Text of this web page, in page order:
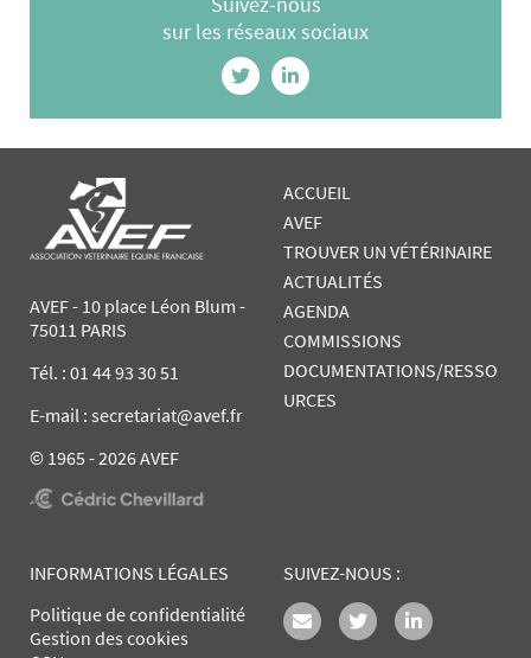
sur les réseaux sociaux
AVEF - 10 place Léon Blum -
75011 PARIS
Tél. : 01 44 93 30 51
E-mail : secretariat@avef.fr
© 1965 - 2026 AVEF
ACCUEIL
AVEF
TROUVER UN VÉTÉRINAIRE
ACTUALITÉS
AGENDA
COMMISSIONS
DOCUMENTATIONS/RESSO
URCES
INFORMATIONS LÉGALES
Politique de confidentialité
Gestion des cookies
SUIVEZ-NOUS :